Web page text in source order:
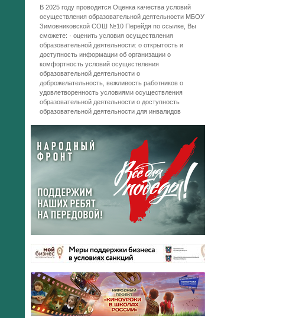
В 2025 году проводится Оценка качества условий
осуществления образовательной деятельности МБОУ
Зимовниковской СОШ №10 Перейдя по ссылке, Вы
сможете: · оценить условия осуществления
образовательной деятельности: o открытость и
доступность информации об организации o
комфортность условий осуществления
образовательной деятельности o
доброжелательность, вежливость работников o
удовлетворенность условиями осуществления
образовательной деятельности o доступность
образовательной деятельности для инвалидов